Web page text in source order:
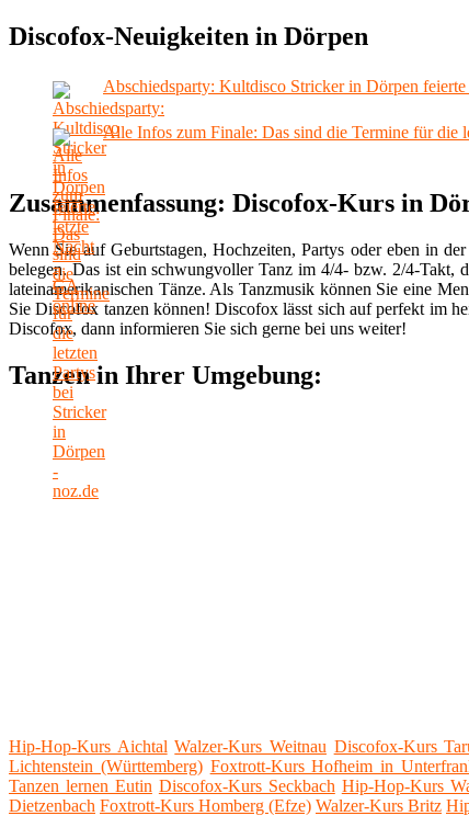
Discofox-Neuigkeiten in Dörpen
Abschiedsparty: Kultdisco Stricker in Dörpen
Alle Infos zum Finale: Das sind die Termine für die
Zusammenfassung: Discofox-Kurs in
Wenn Sie auf Geburtstagen, Hochzeiten, Partys oder eben in
belegen. Das ist ein schwungvoller Tanz im 4/4- bzw. 2/4-Takt,
lateinamerikanischen Tänze. Als Tanzmusik können Sie eine
Sie Discofox tanzen können! Discofox lässt sich auf perfekt im
Discofox, dann informieren Sie sich gerne bei uns weiter!
Tanzen in Ihrer Umgebung:
Hip-Hop-Kurs Aichtal Walzer-Kurs Weitnau Discofox-Kurs
Lichtenstein (Württemberg) Foxtrott-Kurs Hofheim in
Tanzen lernen Eutin Discofox-Kurs Seckbach Hip-Hop-Kurs
Dietzenbach Foxtrott-Kurs Homberg (Efze) Walzer-Kurs Britz